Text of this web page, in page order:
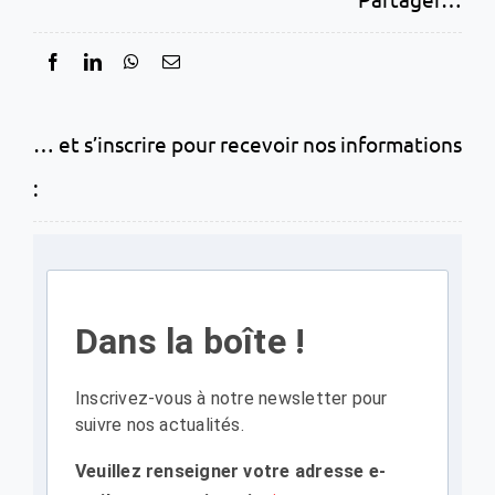
… et s’inscrire pour recevoir nos informations
:
Dans la boîte !
Inscrivez-vous à notre newsletter pour
suivre nos actualités.
Veuillez renseigner votre adresse e-